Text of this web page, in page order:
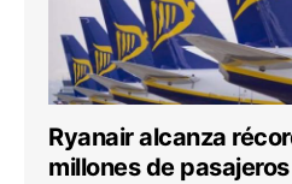
Ryanair alcanza
millones de